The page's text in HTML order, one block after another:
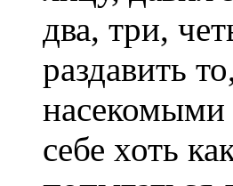
два, три,
раздавить
насекомыми
себе хоть